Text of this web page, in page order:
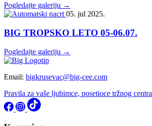
Pogledajte galeriju →
05. jul 2025.
BIG TROPSKO LETO 05-06.07.
Pogledajte galeriju →
Email: bigkrusevac@big-cee.com
Pravila za vaše ljubimce, posetioce tržnog centra